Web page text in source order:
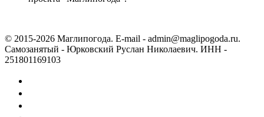
© 2015-2026 Маглипогода. E-mail - admin@maglipogoda.ru.
Самозанятый - Юрковский Руслан Николаевич. ИНН -
251801169103